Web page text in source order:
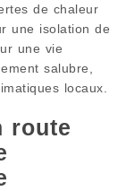
de chaleur
une isolation de
une vie
salubre,
locaux.
route